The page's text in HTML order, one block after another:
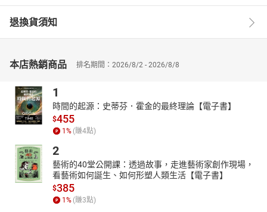
《博物館驚魂夜》的 Dum Dum－謎之摩艾
都蘊藏豐富的內涵和神奇密碼
例如：小小一顆、長相萌萌的「路易斯西洋棋」
•最初是由母牛發現的文物？
•《哈利波特》巫師棋原型就是它？
•材質是……抹香鯨牙齒？
•不到10公分高就要價2千多萬！
•從一組棋就能看見中世紀歐洲的社會階級！
•顛覆當時北歐只有野蠻維京人的印象！
退換貨須知
本店熱銷商品 排名期間：2026/8/2 - 2026/8/8
1
時間的起源：史蒂芬．霍金的最終理論【電子書】
$455
1 % (賺4點)
2
藝術的40堂公開課：透過故事，走進藝術家創作現場，
看藝術如何誕生、如何形塑人類生活【電子書】
$385
1 % (賺3點)